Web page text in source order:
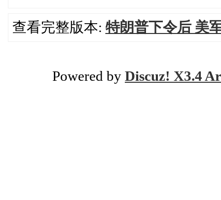
查看完整版本: 特朗普下令后 美
Powered by Discuz! X3.4